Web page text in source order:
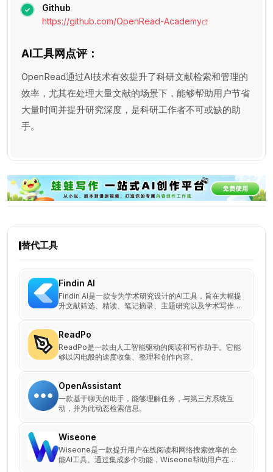
Github
https://github.com/OpenRead-Academy
AI工具网点评：
OpenRead通过AI技术有效提升了科研文献检索和管理的
效率，尤其在处理大量文献的场景下，能够帮助用户节省
大量时间并提升研究深度，是科研工作者不可或缺的助
手。
替代工具
Findin AI
Findin AI是一款专为学术研究设计的AI工具，旨在大幅提
升文献筛选、精读、笔记摘录、主题研究以及学术写作的
ReadPo
ReadPo是一款由人工智能驱动的阅读和写作助手。它能
够以闪电般的速度收集、整理和创作内容。
OpenAssistant
一款基于聊天的助手，能够理解任务，与第三方系统互
动，并为此动态检索信息。
Wiseone
Wiseone是一款提升用户在线阅读和网络搜索效率的全
能AI工具。通过集成多个功能，Wiseone帮助用户在日